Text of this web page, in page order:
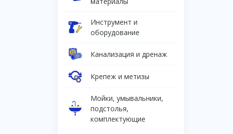
Инструмент и
оборудование
Канализация и дренаж
Крепеж и метизы
Мойки, умывальники,
подстолья,
комплектующие